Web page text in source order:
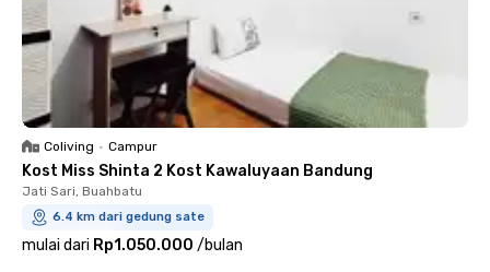
Coliving • Campur
Kost Miss Shinta 2 Kost Kawaluyaan Bandung
Jati Sari, Buahbatu
6.4 km dari gedung sate
mulai dari Rp1.050.000 /bulan